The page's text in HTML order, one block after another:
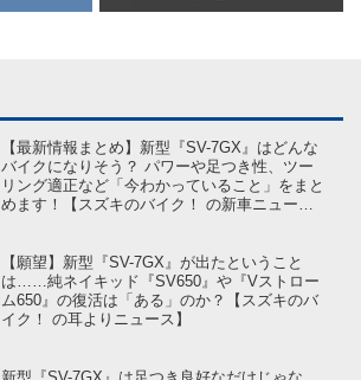
【最新情報まとめ】新型『SV-7GX』はどんな
バイクになりそう？ パワーや足つき性、ツー
リング適正など「今わかっていること」をまと
めます！【スズキのバイク！ の新車ニュース
【願望】新型『SV-7GX』が出たということ
は……純ネイキッド『SV650』や『Vストロー
ム650』の復活は「ある」のか？【スズキのバ
イク！ の耳よりニュース】